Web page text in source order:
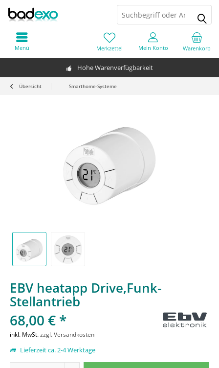
Hohe Warenverfügbarkeit
Warenkorb
Merkzettel Mein Konto
Menü
Übersicht Smarthome-Systeme
EBV heatapp Drive,Funk-
Stellantrieb
68,00 € *
inkl. MwSt.zzgl. Versandkosten
Lieferzeit ca. 2-4 Werktage